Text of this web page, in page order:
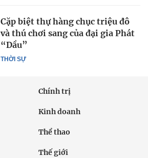
THỜI SỰ
Cặp biệt thự hàng chục triệu đô
và thú chơi sang của đại gia Phát
“Dầu”
Chính trị
Kinh doanh
Thể thao
Thế giới